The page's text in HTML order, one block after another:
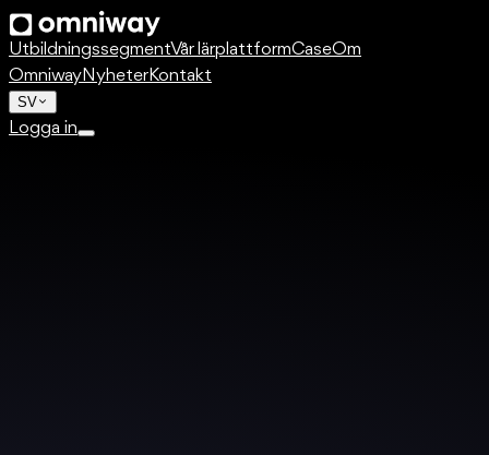
UtbildningssegmentVår lärplattformCaseOm
OmniwayNyheterKontakt
SV
Logga in